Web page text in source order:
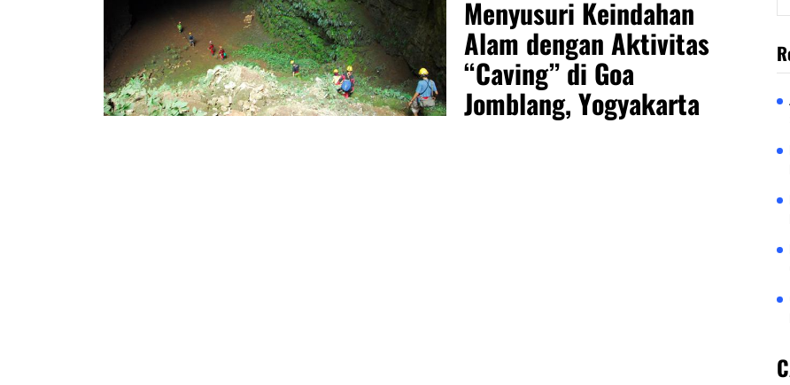
Menyusuri Keindahan
Alam dengan Aktivitas
“Caving” di Goa
Jomblang, Yogyakarta